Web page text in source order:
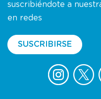
suscribiéndote a
en redes
SUSCRIBIRSE